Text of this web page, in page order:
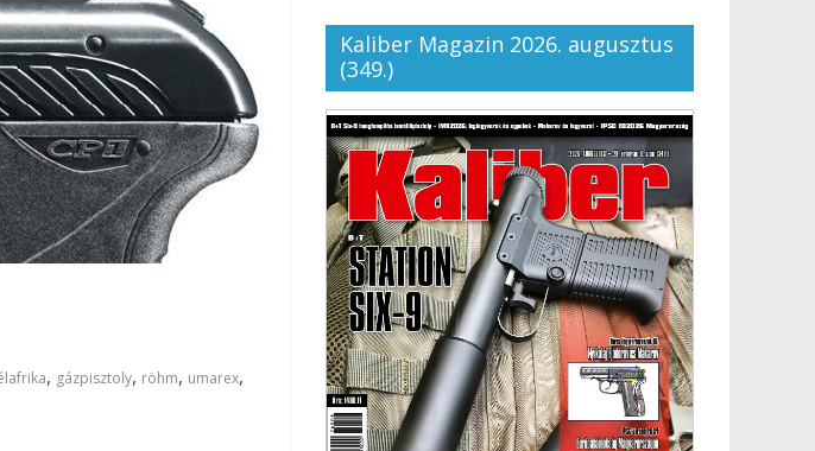
, gázpisztoly, röhm, umarex,
Kaliber Magazin 2026. augusztus
(349.)